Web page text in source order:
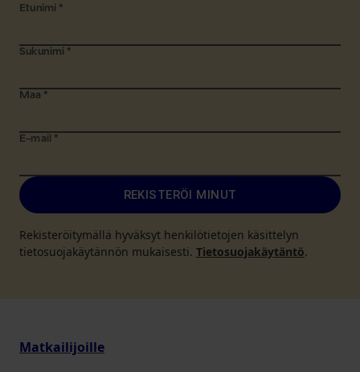
Etunimi *
Sukunimi *
Maa *
E-mail *
REKISTERÖI MINUT
Rekisteröitymällä hyväksyt henkilötietojen käsittelyn
tietosuojakäytännön mukaisesti. Tietosuojakäytäntö.
Matkailijoille